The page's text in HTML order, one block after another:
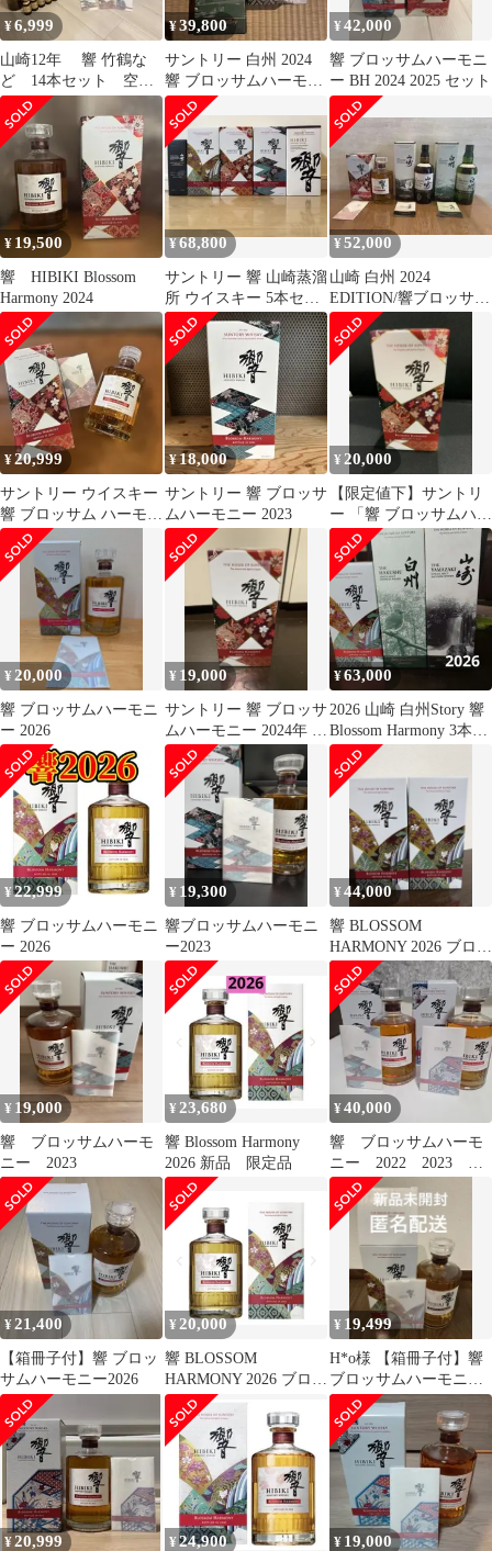
¥6,999
山崎12年 響 竹鶴な
ど 14本セット 空
箱 説明書あり 空
瓶 ウィスキー
¥39,800
サントリー 白州 2024
響 ブロッサムハーモニ
ー2026
¥42,000
響 ブロッサムハーモニ
ー BH 2024 2025 セット
¥ 19,500
響 HIBIKI Blossom
Harmony 2024
¥68,800
サントリー 響 山崎蒸溜
所 ウイスキー 5本セッ
ト
¥52,000
山崎 白州 2024
EDITION/響ブロッサム
ハーモニー2024 3本セ
ット
¥20,999
サントリー ウイスキー
響 ブロッサム ハーモニ
ー 2024
¥18,000
サントリー 響 ブロッサ
ムハーモニー 2023
¥ 20,000
【限定値下】サントリ
ー 「響 ブロッサムハー
モニー2024
¥ 20,000
響 ブロッサムハーモニ
ー 2026
¥ 19,000
サントリー 響 ブロッサ
ムハーモニー 2024年 カ
ートン付
¥63,000
2026 山崎 白州Story 響
Blossom Harmony 3本セ
ット
¥22,999
響 ブロッサムハーモニ
ー 2026
¥ 19,300
響ブロッサムハーモニ
ー2023
¥44,000
響 BLOSSOM
HARMONY 2026 ブロッ
サム ハーモニー2本セ
ット
¥ 19,000
響 ブロッサムハーモ
ニー 2023
¥23,680
響 Blossom Harmony
2026 新品 限定品
¥40,000
響 ブロッサムハーモ
ニー 2022 2023 ２
本セット
¥21,400
【箱冊子付】響 ブロッ
サムハーモニー2026
¥20,000
響 BLOSSOM
HARMONY 2026 ブロッ
サム ハーモニー サント
リー
¥ 19,499
H*o様 【箱冊子付】響
ブロッサムハーモニー
2026
¥20,999 ¥ 24,900 ¥ 19,000